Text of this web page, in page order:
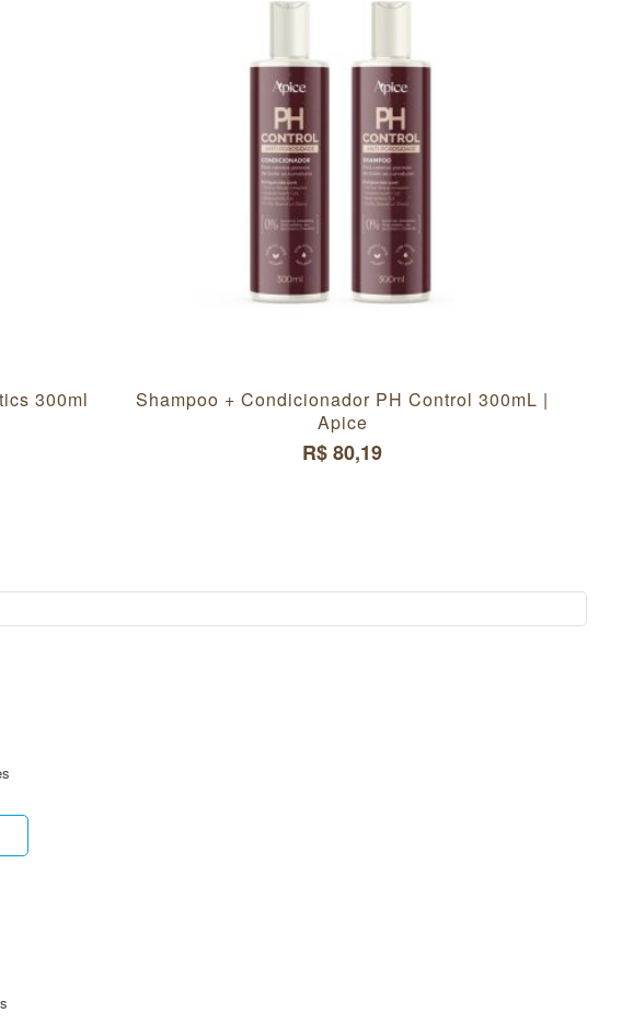
300ml
Shampoo + Condicionador PH Control 300mL |
Apice
R$ 80,19